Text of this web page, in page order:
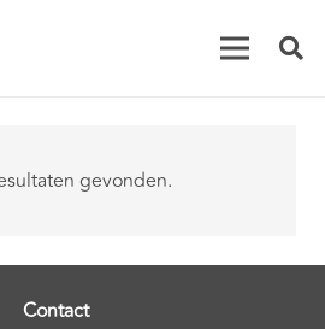
gevonden.
Contact